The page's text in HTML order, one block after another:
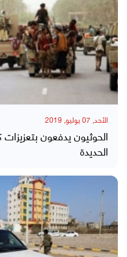
الأحد, 07 يوليو, 2019
الحوثيون يدفعون
الحديدة